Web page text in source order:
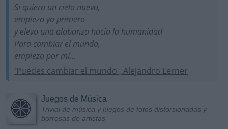
Si quiero un cielo nuevo,
empiezo yo primero
y elevo una alabanza hacia la humanidad
Para cambiar el mundo,
empiezo por mí...
'Puedes cambiar el mundo', Alejandro Lerner
Juegos de Música
Trivial de música y juegos de fotos distorsionadas y
borrosas de artistas